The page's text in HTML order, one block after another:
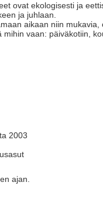
ovat ekologisesti ja
ja juhlaan.
aikaan niin
vaan: päiväkotiin,
2003
ajan.